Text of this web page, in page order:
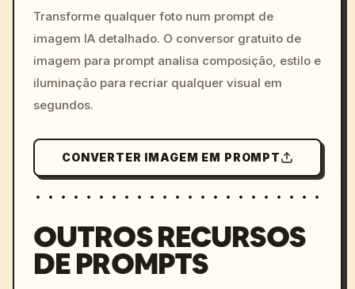
colors, 8k --v 6.0
Transforme qualquer foto num prompt de
imagem IA detalhado. O conversor gratuito de
imagem para prompt analisa composição, estilo e
iluminação para recriar qualquer visual em
segundos.
CONVERTER IMAGEM EM PROMPT
OUTROS RECURSOS
DE PROMPTS